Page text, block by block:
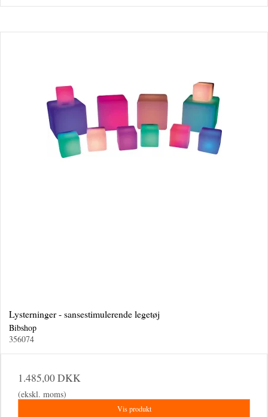
Lysterninger - sansestimulerende legetøj
Bibshop
356074
1.485,00 DKK
(ekskl. moms)
Vis produkt